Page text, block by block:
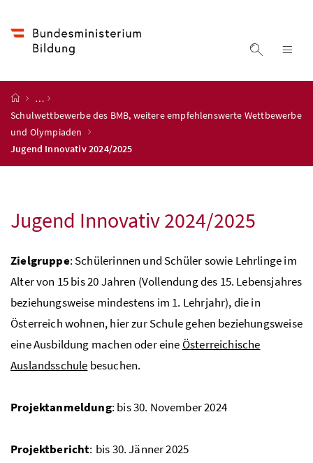
Suche
Startseite
…
Schulwettbewerbe des BMB, weitere empfehlenswerte Wettbewerbe
und Olympiaden
Jugend Innovativ 2024/2025
Jugend Innovativ 2024/2025
Zielgruppe: Schülerinnen und Schüler sowie Lehrlinge im
Alter von 15 bis 20 Jahren (Vollendung des 15. Lebensjahres
beziehungsweise mindestens im 1. Lehrjahr), die in
Österreich wohnen, hier zur Schule gehen beziehungsweise
eine Ausbildung machen oder eine Österreichische
Auslandsschule besuchen.
Projektanmeldung: bis 30. November 2024
Projektbericht: bis 30. Jänner 2025